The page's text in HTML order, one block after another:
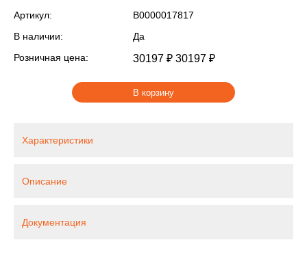
Артикул:
В0000017817
В наличии:
Да
Розничная цена:
30197 ₽ 30197 ₽
В корзину
Характеристики
Описание
Документация